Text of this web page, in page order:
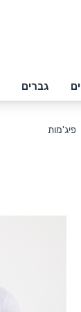
גברים
פיג'מות